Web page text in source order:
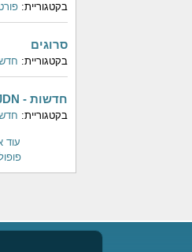
בקטגוריית:
סרוגים
בקטגוריית:
חדשות - JDN
בקטגוריית:
עוד